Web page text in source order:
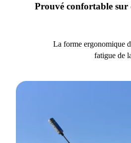
Prouvé confortable sur
La forme ergonomique
fatigue de